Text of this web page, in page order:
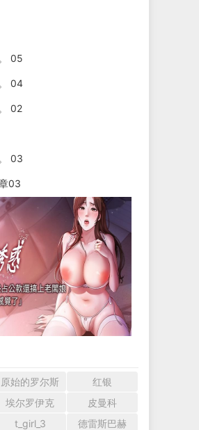
05
04
02
03
03
原始的罗尔斯
红银
埃尔罗伊克
皮曼科
t_girl_3
德雷斯巴赫